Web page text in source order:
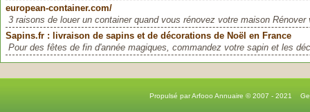
european-container.com/
3 raisons de louer un container quand vous rénovez votre maison
Sapins.fr : livraison de sapins et de décorations de Noël en France
Pour des fêtes de fin d'année magiques, commandez votre sapin et les
Propulsé par Arfooo Annuaire © 2007 - 2021